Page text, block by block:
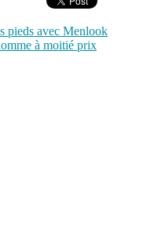
pieds avec Menlook
à moitié prix